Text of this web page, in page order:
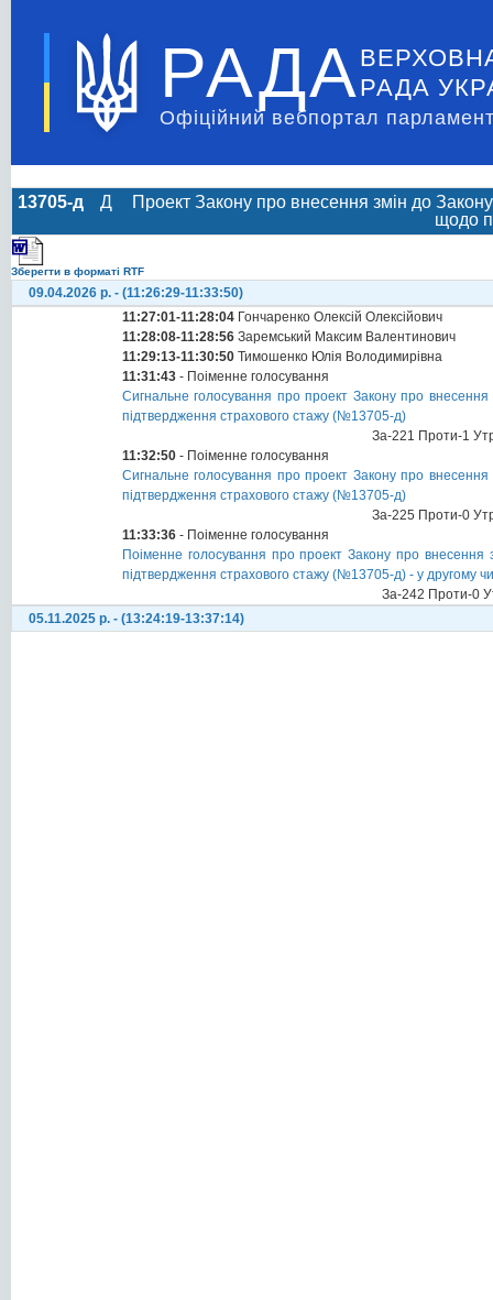
РАДА РАДА
Офіційний вебпортал
13705-д Д
Проект Закону про внесення змін до
щодо
Зберегти в форматі RTF
09.04.2026 р. - (11:26:29-11:33:50)
11:27:01-11:28:04 Гончаренко Олексій Олексійович
11:28:08-11:28:56 Заремський Максим Валентинович
11:29:13-11:30:50 Тимошенко Юлія Володимирівна
11:31:43 - Поіменне голосування
Сигнальне голосування про проект Закону про
підтвердження страхового стажу (№13705-д)
За-221 Проти-1
11:32:50 - Поіменне голосування
Сигнальне голосування про проект Закону про
підтвердження страхового стажу (№13705-д)
За-225 Проти-0
11:33:36 - Поіменне голосування
Поіменне голосування про проект Закону про внесення
підтвердження страхового стажу (№13705-д) - у другому
За-242 Проти-0
05.11.2025 р. - (13:24:19-13:37:14)